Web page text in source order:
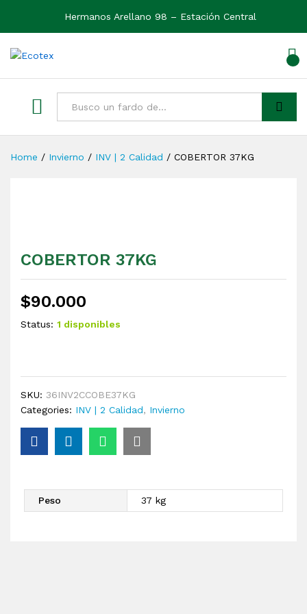
Hermanos Arellano 98 – Estación Central
Buscar
Home / Invierno / INV | 2 Calidad / COBERTOR 37KG
COBERTOR 37KG
$90.000
Status: 1 disponibles
SKU: 36INV2CCOBE37KG
Categories: INV | 2 Calidad, Invierno
Peso 37 kg